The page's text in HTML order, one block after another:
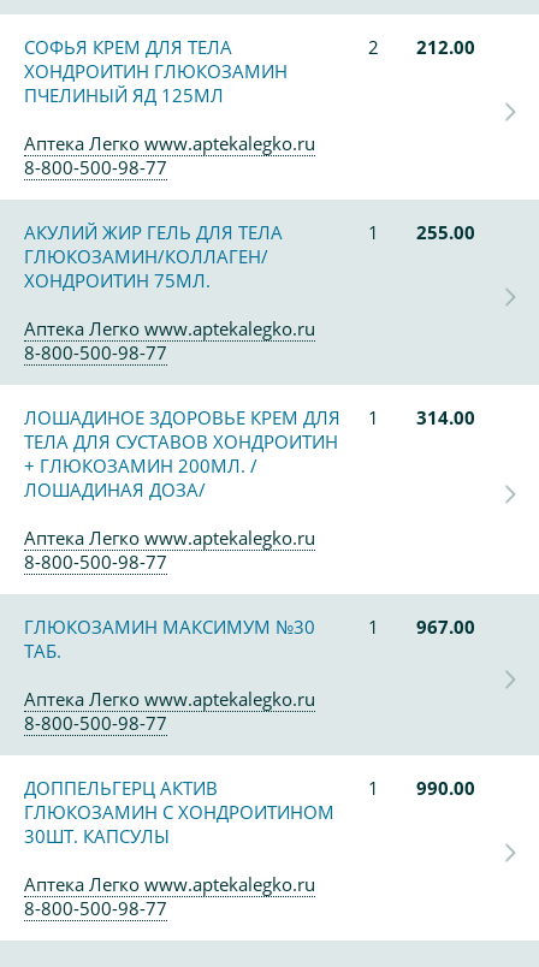
СОФЬЯ КРЕМ ДЛЯ ТЕЛА
ХОНДРОИТИН ГЛЮКОЗАМИН
ПЧЕЛИНЫЙ ЯД 125МЛ
2 212.00
Аптека Легко www.aptekalegko.ru
8-800-500-98-77
АКУЛИЙ ЖИР ГЕЛЬ ДЛЯ ТЕЛА
ГЛЮКОЗАМИН/КОЛЛАГЕН/
ХОНДРОИТИН 75МЛ.
1 255.00
Аптека Легко www.aptekalegko.ru
8-800-500-98-77
ЛОШАДИНОЕ ЗДОРОВЬЕ КРЕМ ДЛЯ
ТЕЛА ДЛЯ СУСТАВОВ ХОНДРОИТИН
+ ГЛЮКОЗАМИН 200МЛ. /
ЛОШАДИНАЯ ДОЗА/
1 314.00
Аптека Легко www.aptekalegko.ru
8-800-500-98-77
ГЛЮКОЗАМИН МАКСИМУМ №30
ТАБ.
1 967.00
Аптека Легко www.aptekalegko.ru
8-800-500-98-77
ДОППЕЛЬГЕРЦ АКТИВ
ГЛЮКОЗАМИН С ХОНДРОИТИНОМ
30ШТ. КАПСУЛЫ
1 990.00
Аптека Легко www.aptekalegko.ru
8-800-500-98-77